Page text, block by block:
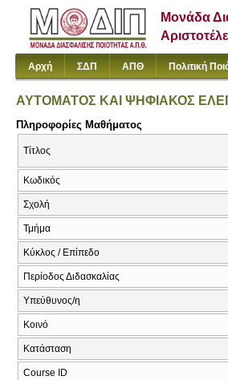
Μονάδα
Αρχή ΣΔΠ ΑΠΘ Πολιτική
ΑΥΤΟΜΑΤΟΣ ΚΑΙ ΨΗΦΙΑΚΟΣ
Πληροφορίες Μαθήματος
Τίτλος
Κωδικός
Σχολή
Τμήμα
Κύκλος / Επίπεδο
Περίοδος Διδασκαλίας
Υπεύθυνος/η
Κοινό
Κατάσταση
Course ID